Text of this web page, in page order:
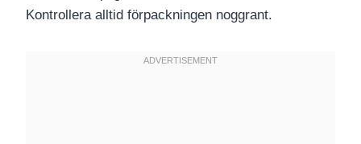
Kontrollera alltid förpackningen noggrant.